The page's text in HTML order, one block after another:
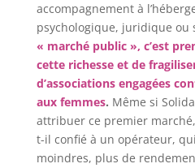
accompagnement à
psychologique, juridique ou
« marché public », c’est
cette richesse et de
d’associations engagées
aux femmes. Même si
attribuer ce premier
t-il confié à un opérateur,
moindres, plus de